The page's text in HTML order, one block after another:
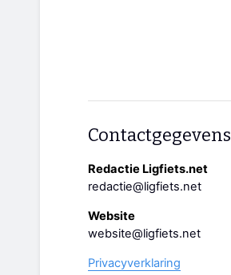
Contactgegevens
Redactie Ligfiets.net
redactie@ligfiets.net
Website
website@ligfiets.net
Privacyverklaring